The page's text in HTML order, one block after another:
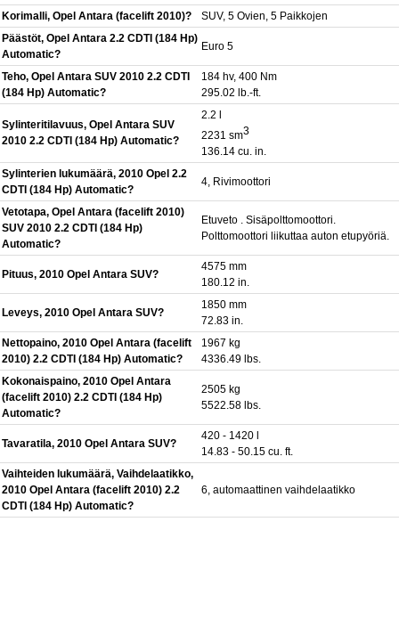
Korimalli, Opel Antara (facelift 2010)?
SUV, 5 Ovien, 5 Paikkojen
Päästöt, Opel Antara 2.2 CDTI (184 Hp)
Automatic?
Euro 5
Teho, Opel Antara SUV 2010 2.2 CDTI
(184 Hp) Automatic?
184 hv, 400 Nm
295.02 lb.-ft.
Sylinteritilavuus, Opel Antara SUV
2010 2.2 CDTI (184 Hp) Automatic?
2.2 l
2231 sm3
136.14 cu. in.
Sylinterien lukumäärä, 2010 Opel 2.2
CDTI (184 Hp) Automatic?
4, Rivimoottori
Vetotapa, Opel Antara (facelift 2010)
SUV 2010 2.2 CDTI (184 Hp)
Automatic?
Etuveto . Sisäpolttomoottori.
Polttomoottori liikuttaa auton etupyöriä.
Pituus, 2010 Opel Antara SUV?
4575 mm
180.12 in.
Leveys, 2010 Opel Antara SUV?
1850 mm
72.83 in.
Nettopaino, 2010 Opel Antara (facelift
2010) 2.2 CDTI (184 Hp) Automatic?
1967 kg
4336.49 lbs.
Kokonaispaino, 2010 Opel Antara
(facelift 2010) 2.2 CDTI (184 Hp)
Automatic?
2505 kg
5522.58 lbs.
Tavaratila, 2010 Opel Antara SUV?
420 - 1420 l
14.83 - 50.15 cu. ft.
Vaihteiden lukumäärä, Vaihdelaatikko,
2010 Opel Antara (facelift 2010) 2.2
CDTI (184 Hp) Automatic?
6, automaattinen vaihdelaatikko